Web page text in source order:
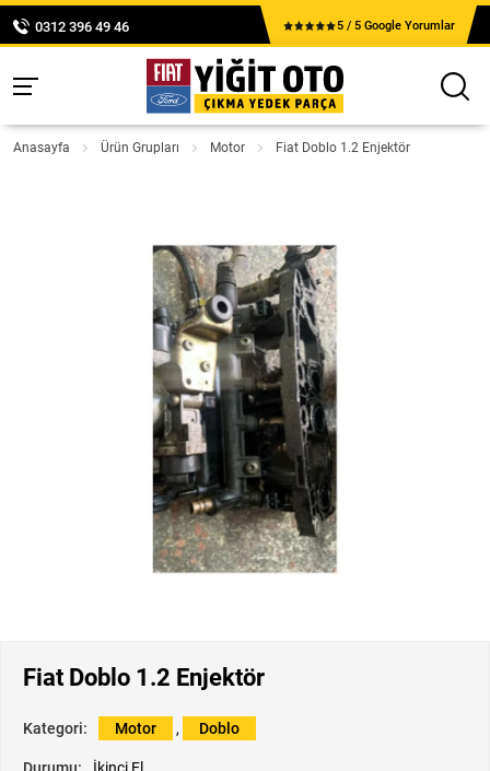
0312 396 49 46 5 / 5 Google Yorumlar
Anasayfa Ürün Grupları Motor Fiat Doblo 1.2 Enjektör
Fiat Doblo 1.2 Enjektör
Kategori: Motor , Doblo